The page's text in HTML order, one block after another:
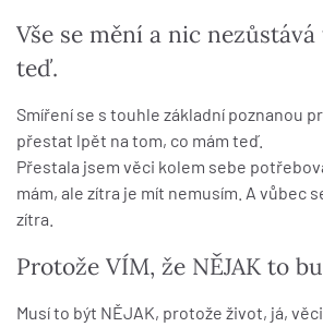
Vše se mění a nic nezůstává
teď.
Smíření se s touhle základní poznanou
přestat lpět na tom, co mám teď.
Přestala jsem věci kolem sebe
mám, ale zítra je mít nemusím. A vůbec
zítra.
Protože VÍM, že NĚJAK to
Musí to být NĚJAK, protože život, já,